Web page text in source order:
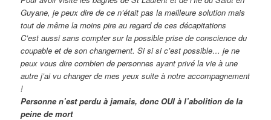
Guyane, je peux dire de ce n’était pas la meilleure solution mais
tout de même la moins pire au regard de ces décapitations
C’est aussi sans compter sur la possible prise de conscience du
coupable et de son changement. Si si si c’est possible… je ne
peux vous dire combien de personnes ayant privé la vie à une
autre j’ai vu changer de mes yeux suite à notre accompagnement
!
Personne n’est perdu à jamais, donc OUI à l’abolition de la
peine de mort